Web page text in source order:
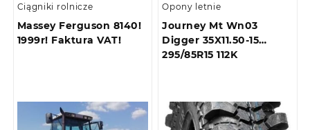
Ciągniki rolnicze
Massey Ferguson 8140!
1999r! Faktura VAT!
Opony letnie
Journey Mt Wn03
Digger 35X11.50-15
295/85R15 112K